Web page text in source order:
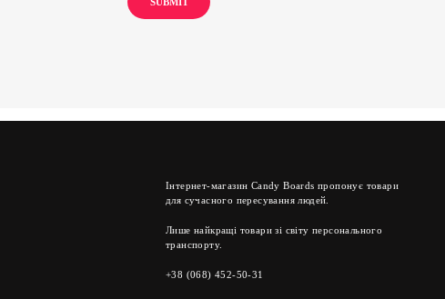
Інтернет-магазин Candy Boards пропонує товари
для сучасного пересування людей.
Лише найкращі товари зі світу персонального
транспорту.
+38 (068) 452-50-31